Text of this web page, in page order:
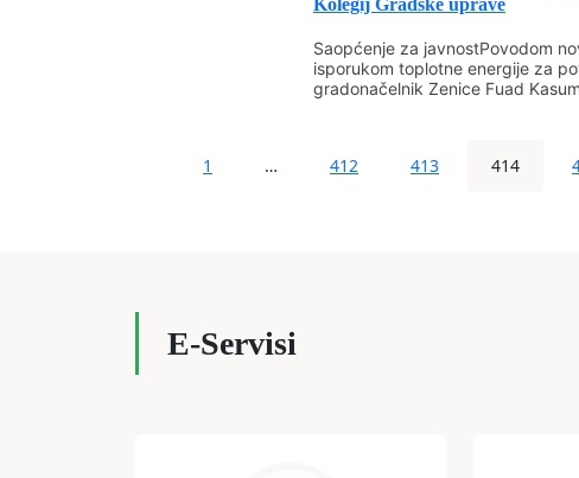
Kolegij Gradske uprave
Saopćenje za javnostPovodom
isporukom toplotne energije za
gradonačelnik Zenice Fuad
1 … 412 413 414
E-Servisi